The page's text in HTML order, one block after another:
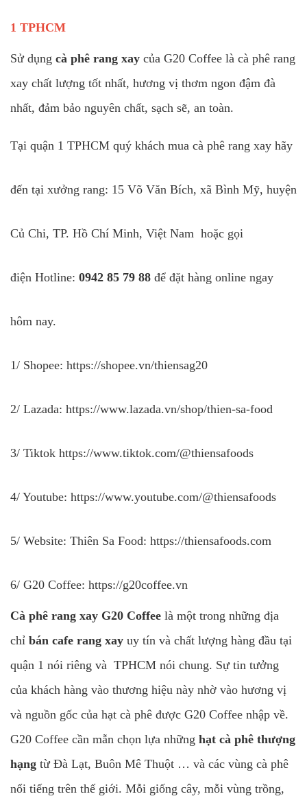
1 TPHCM
Sử dụng cà phê rang xay của G20 Coffee là cà phê rang
xay chất lượng tốt nhất, hương vị thơm ngon đậm đà
nhất, đảm bảo nguyên chất, sạch sẽ, an toàn.
Tại quận 1 TPHCM quý khách mua cà phê rang xay hãy
đến tại xưởng rang: 15 Võ Văn Bích, xã Bình Mỹ, huyện
Củ Chi, TP. Hồ Chí Minh, Việt Nam hoặc gọi
điện Hotline: 0942 85 79 88 để đặt hàng online ngay
hôm nay.
1/ Shopee: https://shopee.vn/thiensag20
2/ Lazada: https://www.lazada.vn/shop/thien-sa-food
3/ Tiktok https://www.tiktok.com/@thiensafoods
4/ Youtube: https://www.youtube.com/@thiensafoods
5/ Website: Thiên Sa Food: https://thiensafoods.com
6/ G20 Coffee: https://g20coffee.vn
Cà phê rang xay G20 Coffee là một trong những địa
chỉ bán cafe rang xay uy tín và chất lượng hàng đầu tại
quận 1 nói riêng và TPHCM nói chung. Sự tin tưởng
của khách hàng vào thương hiệu này nhờ vào hương vị
và nguồn gốc của hạt cà phê được G20 Coffee nhập về.
G20 Coffee cần mẫn chọn lựa những hạt cà phê thượng
hạng từ Đà Lạt, Buôn Mê Thuột … và các vùng cà phê
nổi tiếng trên thế giới. Mỗi giống cây, mỗi vùng trồng,